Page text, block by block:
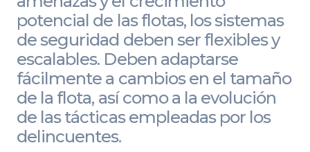
potencial de las flotas, los sistemas
de seguridad deben ser flexibles y
escalables. Deben adaptarse
fácilmente a cambios en el tamaño
de la flota, así como a la evolución
de las tácticas empleadas por los
delincuentes.